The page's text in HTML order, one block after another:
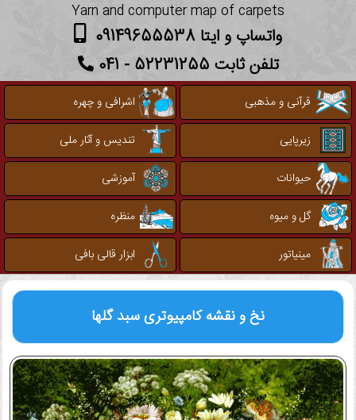
Yarn and computer map of carpets
واتساپ و ایتا 09149655538
تلفن ثابت 52231255 - 041
قرآنی و مذهبی
اشرافی و چهره
زیرپایی
تندیس و آثار ملی
حیوانات
آموزشی
گل و میوه
منظره
مینیاتور
ابزار قالی بافی
نخ و نقشه کامپیوتریسبد گلها